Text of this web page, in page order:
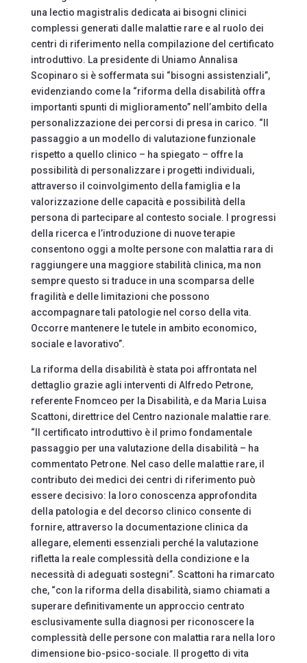
una lectio magistralis dedicata ai bisogni clinici
complessi generati dalle malattie rare e al ruolo dei
centri di riferimento nella compilazione del certificato
introduttivo. La presidente di Uniamo Annalisa
Scopinaro si è soffermata sui “bisogni assistenziali”,
evidenziando come la “riforma della disabilità offra
importanti spunti di miglioramento” nell’ambito della
personalizzazione dei percorsi di presa in carico. “Il
passaggio a un modello di valutazione funzionale
rispetto a quello clinico – ha spiegato – offre la
possibilità di personalizzare i progetti individuali,
attraverso il coinvolgimento della famiglia e la
valorizzazione delle capacità e possibilità della
persona di partecipare al contesto sociale. I progressi
della ricerca e l’introduzione di nuove terapie
consentono oggi a molte persone con malattia rara di
raggiungere una maggiore stabilità clinica, ma non
sempre questo si traduce in una scomparsa delle
fragilità e delle limitazioni che possono
accompagnare tali patologie nel corso della vita.
Occorre mantenere le tutele in ambito economico,
sociale e lavorativo”.
La riforma della disabilità è stata poi affrontata nel
dettaglio grazie agli interventi di Alfredo Petrone,
referente Fnomceo per la Disabilità, e da Maria Luisa
Scattoni, direttrice del Centro nazionale malattie rare.
“Il certificato introduttivo è il primo fondamentale
passaggio per una valutazione della disabilità – ha
commentato Petrone. Nel caso delle malattie rare, il
contributo dei medici dei centri di riferimento può
essere decisivo: la loro conoscenza approfondita
della patologia e del decorso clinico consente di
fornire, attraverso la documentazione clinica da
allegare, elementi essenziali perché la valutazione
rifletta la reale complessità della condizione e la
necessità di adeguati sostegni”. Scattoni ha rimarcato
che, “con la riforma della disabilità, siamo chiamati a
superare definitivamente un approccio centrato
esclusivamente sulla diagnosi per riconoscere la
complessità delle persone con malattia rara nella loro
dimensione bio-psico-sociale. Il progetto di vita